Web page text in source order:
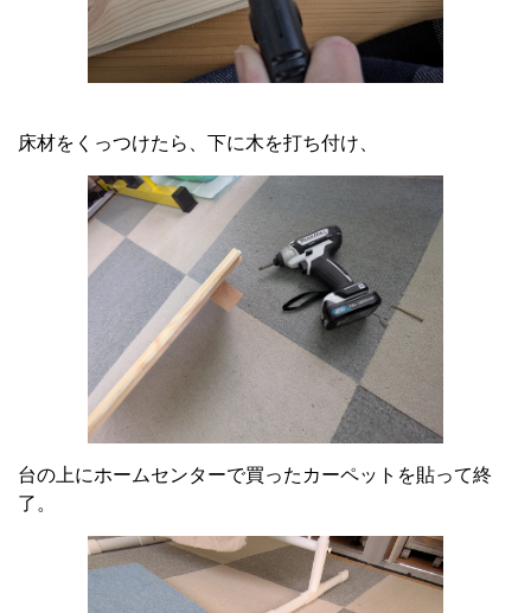
床材をくっつけたら、下に木を打ち付け、
台の上にホームセンターで買ったカーペットを貼って終
了。